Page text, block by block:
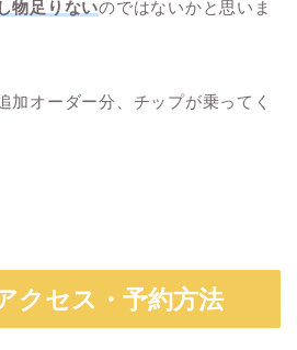
物足りないのではないかと思いま
加オーダー分、チップが乗ってく
クセス・予約方法